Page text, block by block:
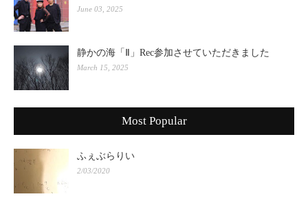
June 03, 2025
静かの海「Ⅱ」Rec参加させていただきました
March 15, 2025
Most Popular
ふぇぶらりい
2/03/2020